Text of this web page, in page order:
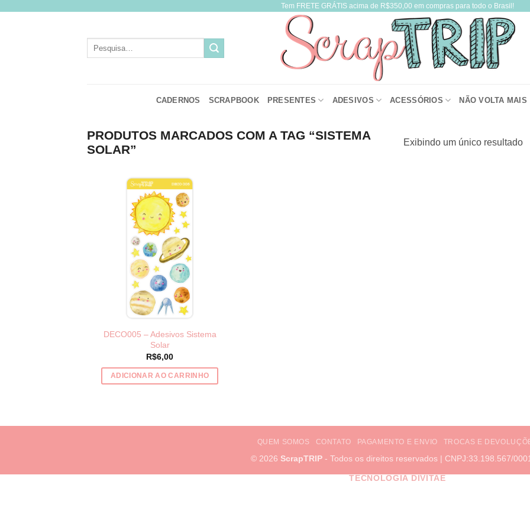
Tem FRETE GRÁTIS acima de R$350,00 em compras para todo o Brasil!
CADERNOS SCRAPBOOK PRESENTES ADESIVOS ACESSÓRIOS NÃO VOLTA MAIS
PRODUTOS MARCADOS COM A TAG “SISTEMA
SOLAR”
Exibindo um único resultado
DECO005 – Adesivos Sistema
Solar
R$6,00
ADICIONAR AO CARRINHO
QUEM SOMOS CONTATO PAGAMENTO E ENVIO TROCAS E
© 2026 ScrapTRIP- Todos os direitos reservados | CNPJ:33.198.567/
TECNOLOGIA DIVITAE